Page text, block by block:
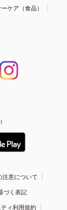
ケア（食品）
注意について
づく表記
ィ利用規約